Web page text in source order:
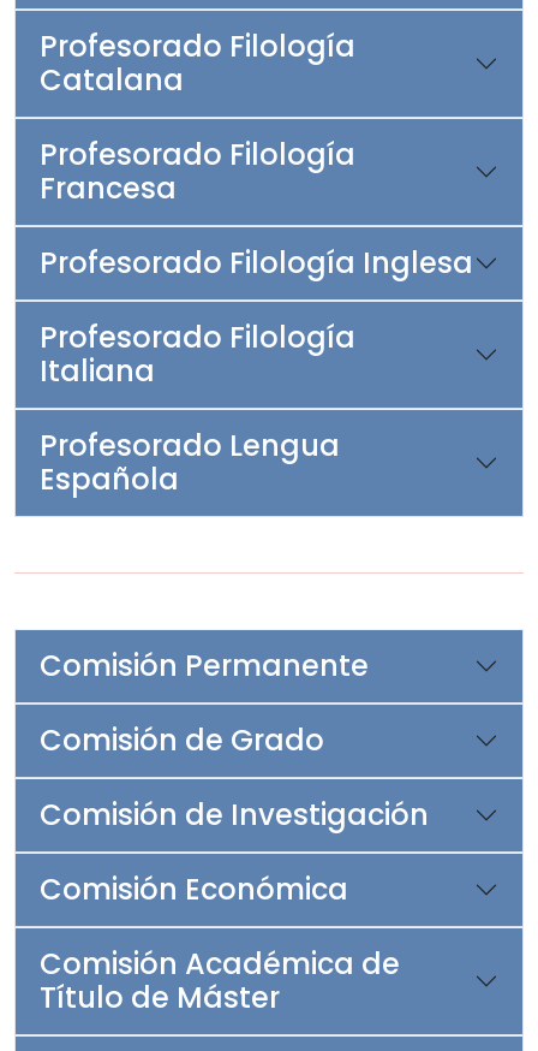
Profesorado Filología
Catalana
Profesorado Filología
Francesa
Profesorado Filología Inglesa
Profesorado Filología
Italiana
Profesorado Lengua
Española
Comisión Permanente
Comisión de Grado
Comisión de Investigación
Comisión Económica
Comisión Académica de
Título de Máster